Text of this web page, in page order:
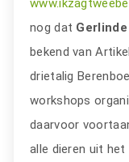
nog dat
bekend van
drietalig
workshops
daarvoor
alle dieren uit het